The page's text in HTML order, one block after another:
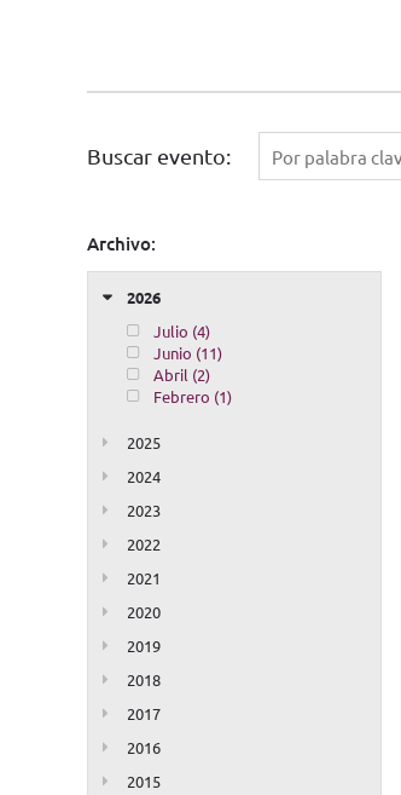
Buscar evento:
Archivo:
2026
Julio (4)
Junio (11)
Abril (2)
Febrero (1)
2025
2024
2023
2022
2021
2020
2019
2018
2017
2016
2015